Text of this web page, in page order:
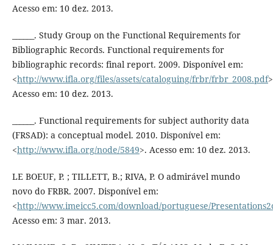
Acesso em: 10 dez. 2013.
______. Study Group on the Functional Requirements for
Bibliographic Records. Functional requirements for
bibliographic records: final report. 2009. Disponível em:
<http://www.ifla.org/files/assets/cataloguing/frbr/frbr_2008.pdf
Acesso em: 10 dez. 2013.
______. Functional requirements for subject authority data
(FRSAD): a conceptual model. 2010. Disponível em:
<http://www.ifla.org/node/5849>. Acesso em: 10 dez. 2013.
LE BOEUF, P. ; TILLETT, B.; RIVA, P. O admirável mundo
novo do FRBR. 2007. Disponível em:
<http://www.imeicc5.com/download/portuguese/
Acesso em: 3 mar. 2013.